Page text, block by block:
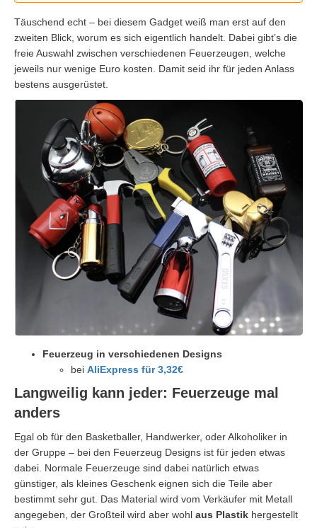
Täuschend echt – bei diesem Gadget weiß man erst auf den
zweiten Blick, worum es sich eigentlich handelt. Dabei gibt’s die
freie Auswahl zwischen verschiedenen Feuerzeugen, welche
jeweils nur wenige Euro kosten. Damit seid ihr für jeden Anlass
bestens ausgerüstet.
Feuerzeug in verschiedenen Designs
bei AliExpress für 3,32€
Langweilig kann jeder: Feuerzeuge mal
anders
Egal ob für den Basketballer, Handwerker, oder Alkoholiker in
der Gruppe – bei den Feuerzeug Designs ist für jeden etwas
dabei. Normale Feuerzeuge sind dabei natürlich etwas
günstiger, als kleines Geschenk eignen sich die Teile aber
bestimmt sehr gut. Das Material wird vom Verkäufer mit Metall
angegeben, der Großteil wird aber wohl aus Plastik hergestellt